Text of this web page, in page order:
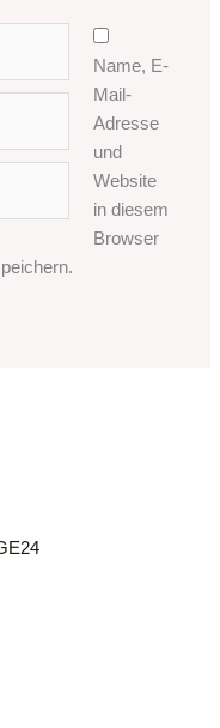
Name, E-
Mail-
Adresse
und
Website
in diesem
Browser